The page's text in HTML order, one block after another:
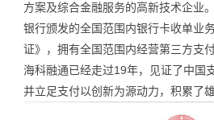
方案及综合金融服务的高新技术企业
银行颁发的全国范围内银行卡收单业
证》，拥有全国范围内经营第三方支
海科融通已经走过19年，见证了中国
并立足支付以创新为源动力，积累了雄